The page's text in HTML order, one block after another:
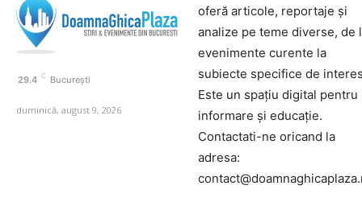
29.4 C București
duminică, august 9, 2026
oferă articole, reportaje și
analize pe teme diverse, de
evenimente curente la
subiecte specifice de
Este un spațiu digital pentru
informare și educație.
Contactati-ne oricand la
adresa: